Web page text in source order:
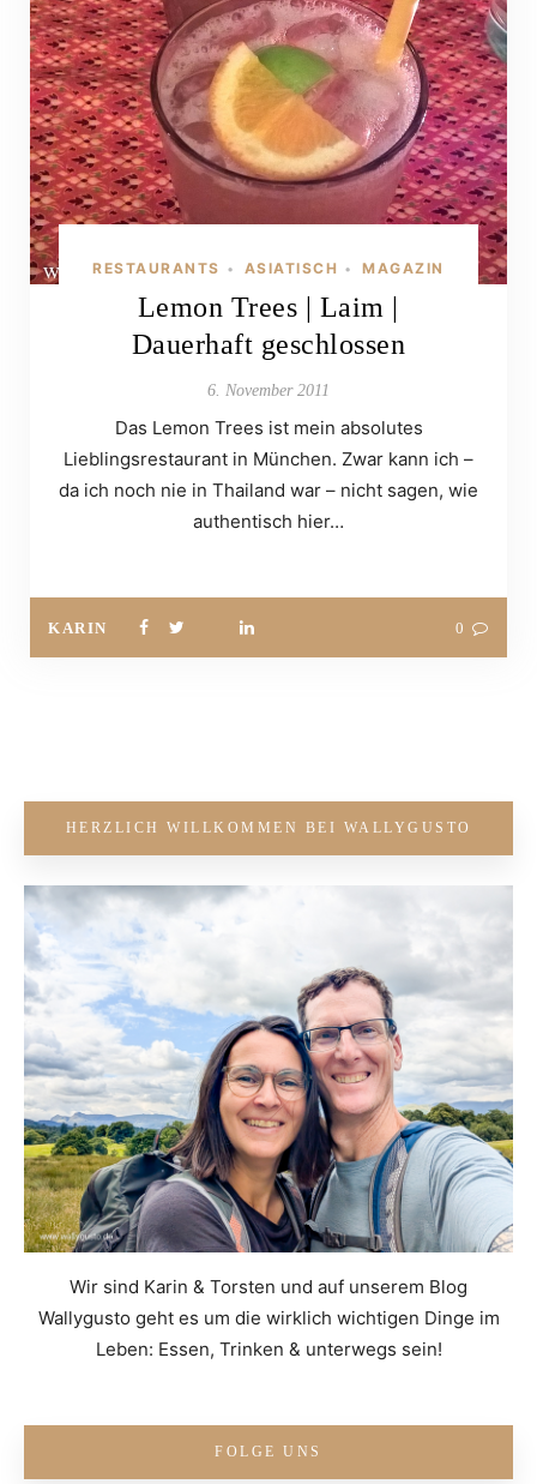
RESTAURANTS • ASIATISCH • MAGAZIN
Lemon Trees | Laim |
Dauerhaft geschlossen
6. November 2011
Das Lemon Trees ist mein absolutes
Lieblingsrestaurant in München. Zwar kann ich –
da ich noch nie in Thailand war – nicht sagen, wie
authentisch hier…
KARIN 0
HERZLICH WILLKOMMEN BEI WALLYGUSTO
Wir sind Karin & Torsten und auf unserem Blog
Wallygusto geht es um die wirklich wichtigen Dinge im
Leben: Essen, Trinken & unterwegs sein!
FOLGE UNS